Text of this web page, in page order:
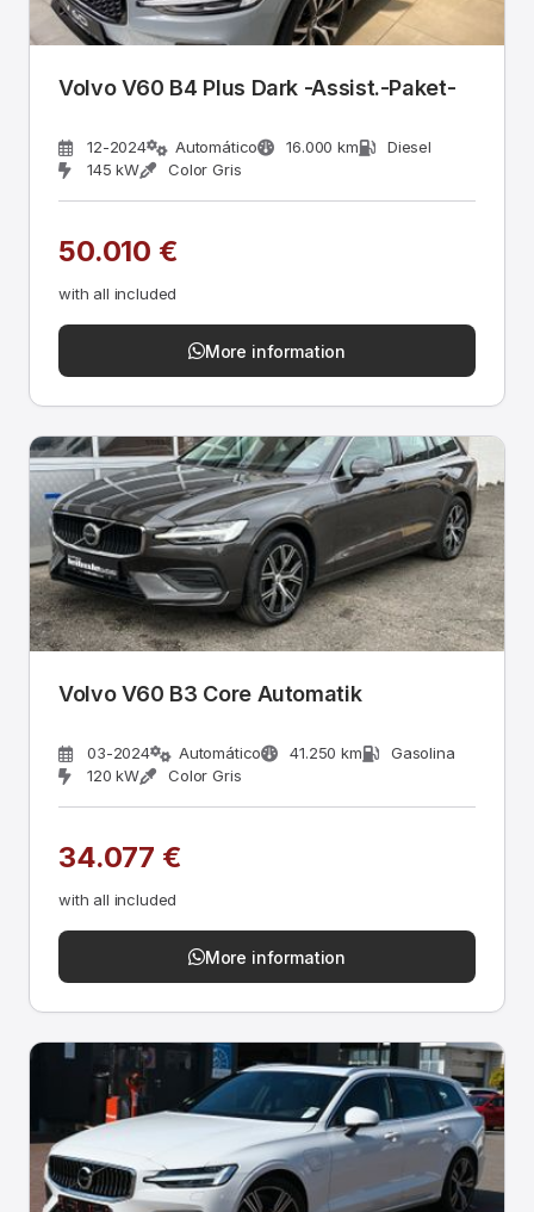
Volvo V60 B4 Plus Dark -Assist.-Paket-
12-2024 Automático 16.000 km
Diesel
145 kW
Color Gris
50.010 €
with all included
More information
Volvo V60 B3 Core Automatik
03-2024 Automático 41.250 km
Gasolina
120 kW
Color Gris
34.077 €
with all included
More information